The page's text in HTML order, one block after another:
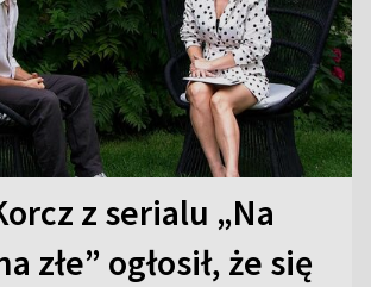
z serialu „Na
złe” ogłosił, że się